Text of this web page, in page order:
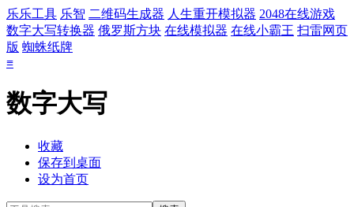
乐乐工具 乐智 二维码生成器 人生重开模拟器 2048在线游戏
数字大写转换器 俄罗斯方块 在线模拟器 在线小霸王 扫雷网页
版 蜘蛛纸牌
≡
数字大写
收藏
保存到桌面
设为首页